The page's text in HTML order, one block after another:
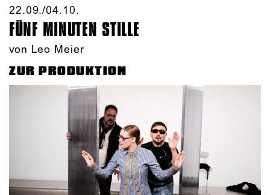
22.09./​04.10.​
FÜNF MINUTEN STILLE
von Leo Meier
ZUR PRODUKTION